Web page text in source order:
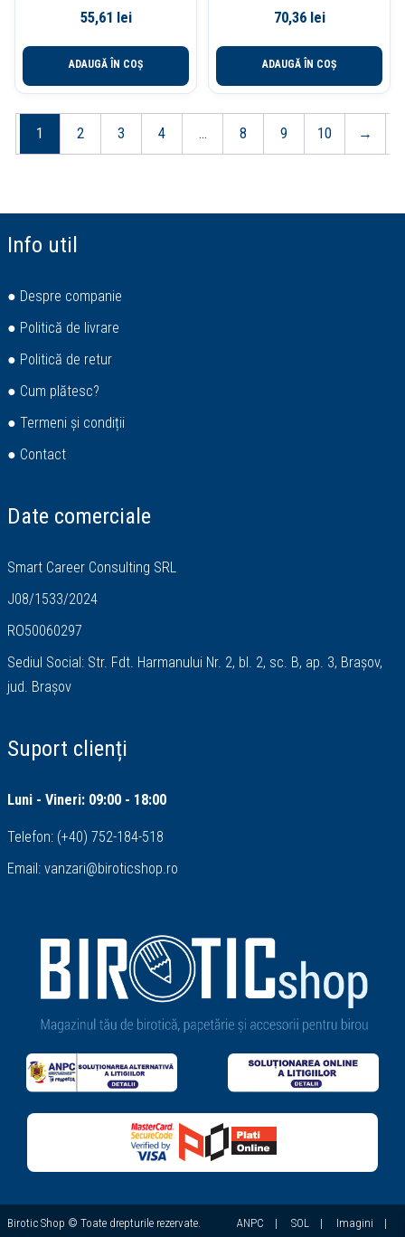
55,61 lei
ADAUGĂ ÎN COȘ
70,36 lei
ADAUGĂ ÎN COȘ
1 2 3 4 … 8 9 10 →
Info util
● Despre companie
● Politică de livrare
● Politică de retur
● Cum plătesc?
● Termeni și condiții
● Contact
Date comerciale
Smart Career Consulting SRL
J08/1533/2024
RO50060297
Sediul Social: Str. Fdt. Harmanului Nr. 2, bl. 2, sc. B, ap. 3, Brașov,
jud. Brașov
Suport clienți
Luni - Vineri: 09:00 - 18:00
Telefon: (+40) 752-184-518
Email: vanzari@biroticshop.ro
Birotic Shop © Toate drepturile rezervate.
ANPC | SOL | Imagini
|